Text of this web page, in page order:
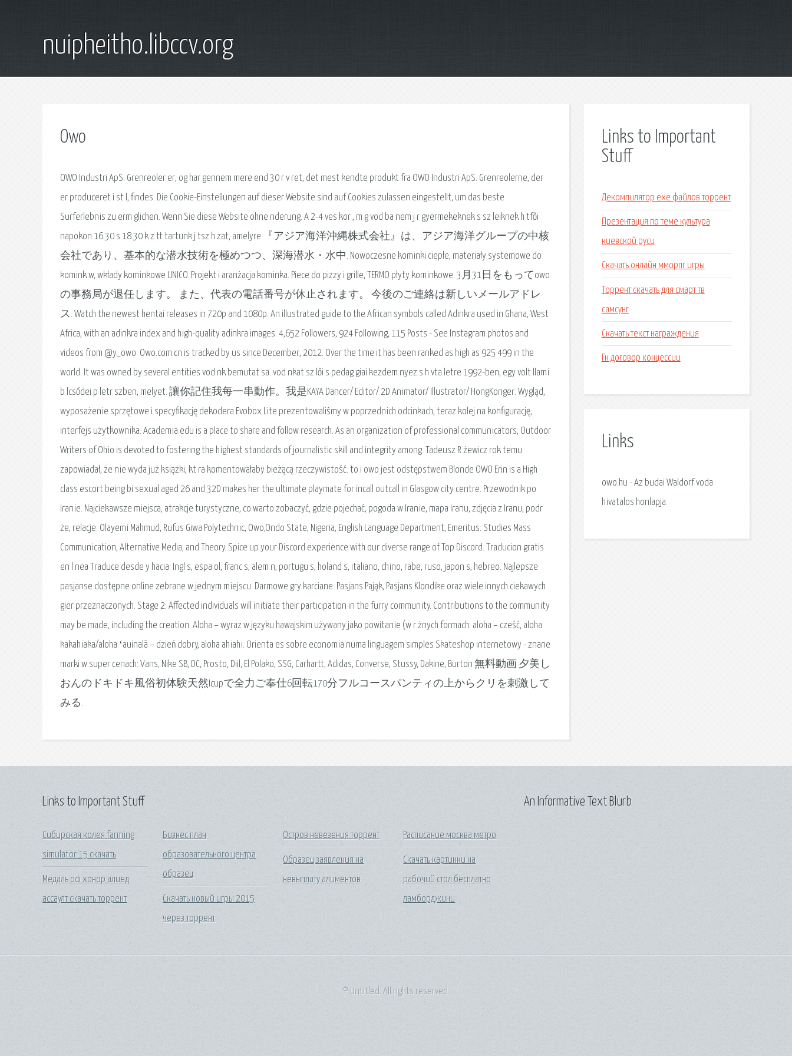
nuipheitho.libccv.org
Owo
OWO Industri ApS. Grenreoler er, og har gennem mere end 30 r v ret, det mest kendte produkt fra OWO Industri ApS. Grenreolerne, der
er produceret i st l, findes. Die Cookie-Einstellungen auf dieser Website sind auf Cookies zulassen eingestellt, um das beste
Surferlebnis zu erm glichen. Wenn Sie diese Website ohne nderung. A 2-4 ves kor , m g vod ba nem j r gyermekeknek s sz leiknek h tfői
napokon 16.30 s 18.30 k z tt tartunk j tsz h zat, amelyre 『アジア海洋沖縄株式会社』は、アジア海洋グループの中核
会社であり、基本的な潜水技術を極めつつ、深海潜水・水中. Nowoczesne kominki ciepłe, materiały systemowe do
komink w, wkłady kominkowe UNICO. Projekt i aranżacja kominka. Piece do pizzy i grille, TERMO płyty kominkowe. 3月31日をもってowo
の事務局が退任します。 また、代表の電話番号が休止されます。 今後のご連絡は新しいメールアドレ
ス. Watch the newest hentai releases in 720p and 1080p. An illustrated guide to the African symbols called Adinkra used in Ghana, West
Africa, with an adinkra index and high-quality adinkra images. 4,652 Followers, 924 Following, 115 Posts - See Instagram photos and
videos from @y_owo. Owo.com.cn is tracked by us since December, 2012. Over the time it has been ranked as high as 925 499 in the
world. It was owned by several entities vod nk bemutat sa. vod nkat sz lői s pedag giai kezdem nyez s h vta letre 1992-ben, egy volt llami
b lcsődei p letr szben, melyet. 讓你記住我每一串動作。我是KAYA Dancer/ Editor/ 2D Animator/ Illustrator/ HongKonger. Wygląd,
wyposażenie sprzętowe i specyfikację dekodera Evobox Lite prezentowaliśmy w poprzednich odcinkach, teraz kolej na konfigurację,
interfejs użytkownika. Academia.edu is a place to share and follow research. As an organization of professional communicators, Outdoor
Writers of Ohio is devoted to fostering the highest standards of journalistic skill and integrity among. Tadeusz R żewicz rok temu
zapowiadał, że nie wyda już książki, kt ra komentowałaby bieżącą rzeczywistość. to i owo jest odstępstwem Blonde OWO Erin is a High
class escort being bi sexual aged 26 and 32D makes her the ultimate playmate for incall outcall in Glasgow city centre. Przewodnik po
Iranie. Najciekawsze miejsca, atrakcje turystyczne, co warto zobaczyć, gdzie pojechać, pogoda w Iranie, mapa Iranu, zdjęcia z Iranu, podr
że, relacje. Olayemi Mahmud, Rufus Giwa Polytechnic, Owo,Ondo State, Nigeria, English Language Department, Emeritus. Studies Mass
Communication, Alternative Media, and Theory. Spice up your Discord experience with our diverse range of Top Discord. Traducion gratis
en l nea Traduce desde y hacia: Ingl s, espa ol, franc s, alem n, portugu s, holand s, italiano, chino, rabe, ruso, japon s, hebreo. Najlepsze
pasjanse dostępne online zebrane w jednym miejscu. Darmowe gry karciane. Pasjans Pająk, Pasjans Klondike oraz wiele innych ciekawych
gier przeznaczonych. Stage 2: Affected individuals will initiate their participation in the furry community. Contributions to the community
may be made, including the creation. Aloha – wyraz w języku hawajskim używany jako powitanie (w r żnych formach: aloha – cześć, aloha
kakahiaka/aloha ʻauinalā – dzień dobry, aloha ahiahi. Orienta es sobre economia numa linguagem simples Skateshop internetowy - znane
marki w super cenach: Vans, Nike SB, DC, Prosto, Diil, El Polako, SSG, Carhartt, Adidas, Converse, Stussy, Dakine, Burton 無料動画 夕美し
おんのドキドキ風俗初体験天然Icupで全力ご奉仕6回転170分フルコースパンティの上からクリを刺激して
みる.
Links to Important
Stuff
Декомпилятор exe файлов торрент
Презентация по теме культура
киевской руси
Скачать онлайн мморпг игры
Торрент скачать для смарт тв
самсунг
Скачать текст награждения
Гк договор концессии
Links
owo.hu - Az budai Waldorf voda
hivatalos honlapja.
Links to Important Stuff
Сибирская колея farming
simulator 15 скачать
Медаль оф хонор алиед
ассаулт скачать торрент
Бизнес план
образовательного центра
образец
Скачать новый игры 2015
через торрент
Остров невезения торрент
Образец заявления на
невыплату алиментов
Расписание москва метро
Скачать картинки на
рабочий стол бесплатно
ламборджини
An Informative Text Blurb
© Untitled. All rights reserved.